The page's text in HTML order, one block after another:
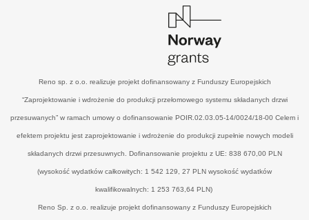
Reno sp. z o.o. realizuje projekt dofinansowany z Funduszy Europejskich
“Zaprojektowanie i wdrożenie do produkcji przełomowego systemu składanych drzwi
przesuwanych” w ramach umowy o dofinansowanie POIR.02.03.05-14/0024/18-00 Celem i
efektem projektu jest zaprojektowanie i wdrożenie do produkcji zupełnie nowych modeli
składanych drzwi przesuwnych. Dofinansowanie projektu z UE: 838 670,00 PLN
(wysokość wydatków całkowitych: 1 542 129, 27 PLN wysokość wydatków
kwalifikowalnych: 1 253 763,64 PLN)
Reno Sp. z o.o. realizuje projekt dofinansowany z Funduszy Europejskich